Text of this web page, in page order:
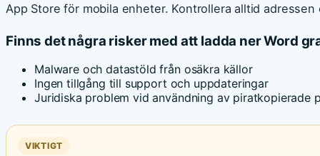
App Store för mobila enheter. Kontrollera alltid
Finns det några risker med att ladda ner Word
Malware och datastöld från osäkra källor
Ingen tillgång till support och uppdateringar
Juridiska problem vid användning av piratkopierade
VIKTIGT